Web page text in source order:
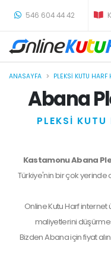
546 604 44 42
ANASAYFA PLEKSI KUTU
Abana
PLEKSİ KUTU
Kastamonu Abana
Türkiye'nin bir çok
Online Kutu Harf
maliyetlerini
BizdenAbanaiçin fiyat